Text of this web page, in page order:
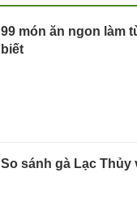
99 món ăn ngon làm
biết
So sánh gà Lạc Thủy